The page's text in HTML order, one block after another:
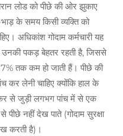
लोड को पीछे की ओर झुकाए
के समय किसी व्यक्ति को
अधिकांश गोदाम कर्मचारी यह
पकड़ बेहतर रहती है, जिससे
तक कम हो जाती हैं। पीछे की
लेनी चाहिए क्योंकि हाल के
से जुड़ी लगभग पांच में से एक
पीछे नहीं देख पाते (गोदाम सुरक्षा
करती है)।